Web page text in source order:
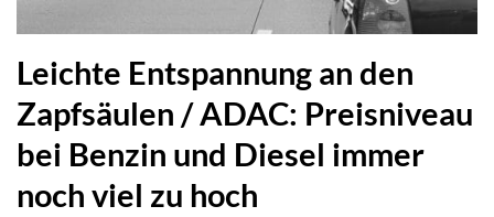
Leichte Entspannung an den
Zapfsäulen / ADAC: Preisniveau
bei Benzin und Diesel immer
noch viel zu hoch